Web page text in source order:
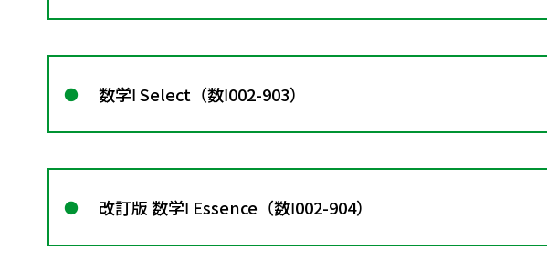
数学Ⅰ Select（数Ⅰ002-903）
改訂版 数学Ⅰ Essence（数Ⅰ002-904）